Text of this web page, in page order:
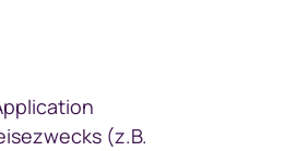
(z.B.